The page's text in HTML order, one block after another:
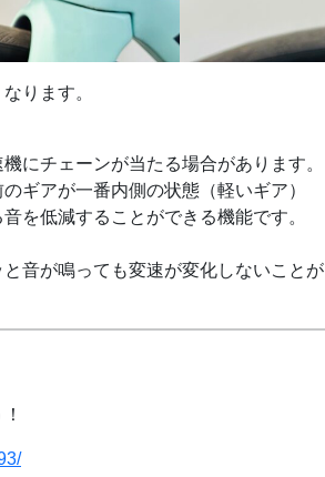
ります。
にチェーンが当たる場合があります。
ギアが一番内側の状態（軽いギア）
を低減することができる機能です。
音が鳴っても変速が変化しないことが